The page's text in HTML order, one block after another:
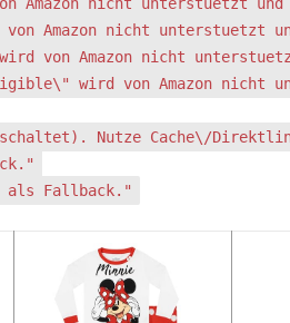
Amazon nicht unterstuetzt
von Amazon nicht
wird von Amazon nicht
Nutze Cache\/
als Fallback."